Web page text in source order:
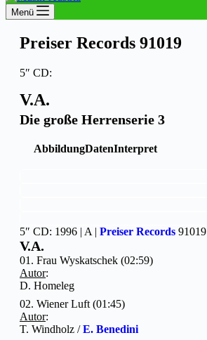
Menü
Preiser Records 91019
5″ CD:
V.A.
Die große Herrenserie 3
AbbildungDatenInterpret
5″ CD: 1996 | A | Preiser Records 91019
V.A.
01. Frau Wyskatschek (02:59)
Autor:
D. Homeleg
02. Wiener Luft (01:45)
Autor:
T. Windholz /E. Benedini